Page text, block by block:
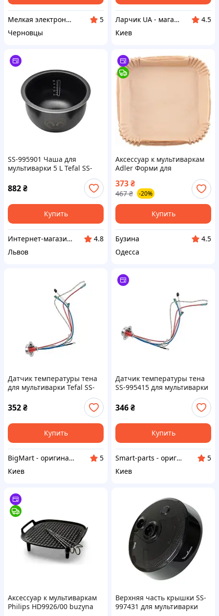
Мелкая электроника и посуда для вашего дома
5
Черновцы
Ларчик UA - магазин трендовых товаров
4.5
Киев
SS-995901 Чаша для
мультиварки 5 L Tefal SS-
882₴
Купить
Интернет-магазин "Myspares"
4.8
Львов
Аксессуар к мультиваркам
Adler Форми для
пергамент AD6731 buzyna
373₴
467 ₴ -20%
Купить
Бузина
4.5
Одесса
Датчик температуры тена
для мультиварки Tefal SS-
352₴
Купить
BigMart - оригинальные запчасти для бытовой техники и смартфонов
5
Киев
Датчик температуры тена
SS-995415 для мультиварки
346₴
Купить
Smart-parts - оригинальные запчасти к бытовой технике
5
Киев
Аксессуар к мультиваркам
Philips HD9926/00 buzyna
Верхняя часть крышки SS-
997431 для мультиварки